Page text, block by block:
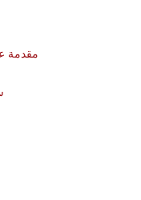
مقدمة عن